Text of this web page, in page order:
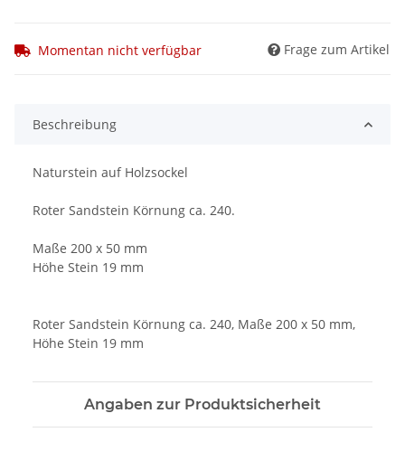
Momentan nicht verfügbar Frage zum Artikel
Beschreibung
Naturstein auf Holzsockel
Roter Sandstein Körnung ca. 240.
Maße 200 x 50 mm
Höhe Stein 19 mm
Roter Sandstein Körnung ca. 240, Maße 200 x 50 mm,
Höhe Stein 19 mm
Angaben zur Produktsicherheit